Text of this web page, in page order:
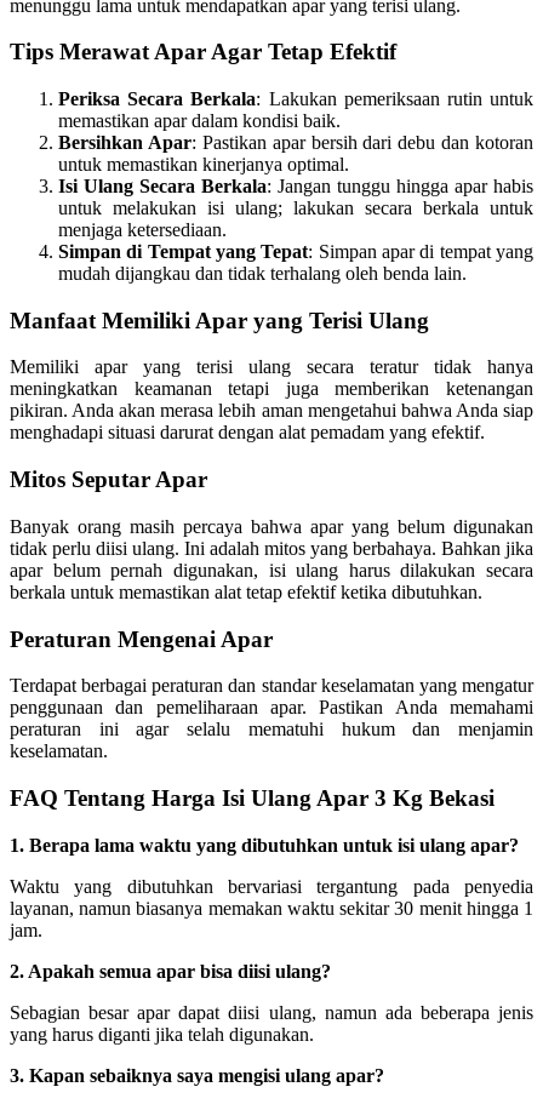
menunggu lama untuk mendapatkan apar yang terisi ulang.
Tips Merawat Apar Agar Tetap Efektif
Periksa Secara Berkala: Lakukan pemeriksaan rutin untuk
memastikan apar dalam kondisi baik.
Bersihkan Apar: Pastikan apar bersih dari debu dan kotoran
untuk memastikan kinerjanya optimal.
Isi Ulang Secara Berkala: Jangan tunggu hingga apar habis
untuk melakukan isi ulang; lakukan secara berkala untuk
menjaga ketersediaan.
Simpan di Tempat yang Tepat: Simpan apar di tempat yang
mudah dijangkau dan tidak terhalang oleh benda lain.
Manfaat Memiliki Apar yang Terisi Ulang
Memiliki apar yang terisi ulang secara teratur tidak hanya
meningkatkan keamanan tetapi juga memberikan ketenangan
pikiran. Anda akan merasa lebih aman mengetahui bahwa Anda siap
menghadapi situasi darurat dengan alat pemadam yang efektif.
Mitos Seputar Apar
Banyak orang masih percaya bahwa apar yang belum digunakan
tidak perlu diisi ulang. Ini adalah mitos yang berbahaya. Bahkan jika
apar belum pernah digunakan, isi ulang harus dilakukan secara
berkala untuk memastikan alat tetap efektif ketika dibutuhkan.
Peraturan Mengenai Apar
Terdapat berbagai peraturan dan standar keselamatan yang mengatur
penggunaan dan pemeliharaan apar. Pastikan Anda memahami
peraturan ini agar selalu mematuhi hukum dan menjamin
keselamatan.
FAQ Tentang Harga Isi Ulang Apar 3 Kg Bekasi
1. Berapa lama waktu yang dibutuhkan untuk isi ulang apar?
Waktu yang dibutuhkan bervariasi tergantung pada penyedia
layanan, namun biasanya memakan waktu sekitar 30 menit hingga 1
jam.
2. Apakah semua apar bisa diisi ulang?
Sebagian besar apar dapat diisi ulang, namun ada beberapa jenis
yang harus diganti jika telah digunakan.
3. Kapan sebaiknya saya mengisi ulang apar?